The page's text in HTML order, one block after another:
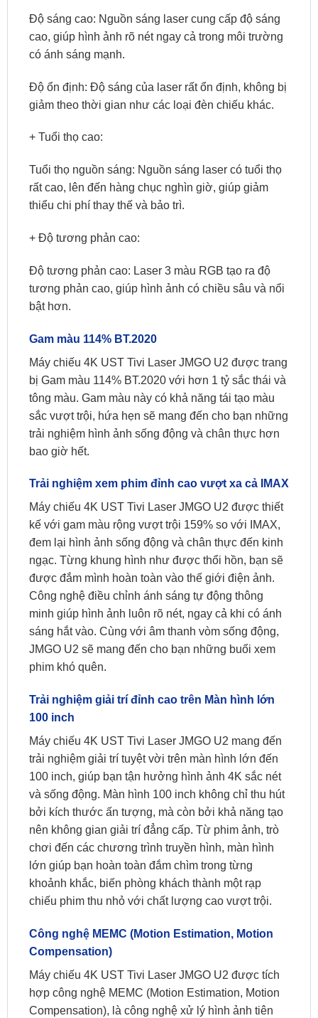
Độ sáng cao: Nguồn sáng laser cung cấp độ sáng
cao, giúp hình ảnh rõ nét ngay cả trong môi trường
có ánh sáng mạnh.
Độ ổn định: Độ sáng của laser rất ổn định, không bị
giảm theo thời gian như các loại đèn chiếu khác.
+ Tuổi thọ cao:
Tuổi thọ nguồn sáng: Nguồn sáng laser có tuổi thọ
rất cao, lên đến hàng chục nghìn giờ, giúp giảm
thiểu chi phí thay thế và bảo trì.
+ Độ tương phản cao:
Độ tương phản cao: Laser 3 màu RGB tạo ra độ
tương phản cao, giúp hình ảnh có chiều sâu và nổi
bật hơn.
Gam màu 114% BT.2020
Máy chiếu 4K UST Tivi Laser JMGO U2 được trang
bị Gam màu 114% BT.2020 với hơn 1 tỷ sắc thái và
tông màu. Gam màu này có khả năng tái tạo màu
sắc vượt trội, hứa hẹn sẽ mang đến cho bạn những
trải nghiệm hình ảnh sống động và chân thực hơn
bao giờ hết.
Trải nghiệm xem phim đỉnh cao vượt xa cả IMAX
Máy chiếu 4K UST Tivi Laser JMGO U2 được thiết
kế với gam màu rộng vượt trội 159% so với IMAX,
đem lại hình ảnh sống động và chân thực đến kinh
ngạc. Từng khung hình như được thổi hồn, bạn sẽ
được đắm mình hoàn toàn vào thế giới điện ảnh.
Công nghệ điều chỉnh ánh sáng tự động thông
minh giúp hình ảnh luôn rõ nét, ngay cả khi có ánh
sáng hắt vào. Cùng với âm thanh vòm sống động,
JMGO U2 sẽ mang đến cho bạn những buổi xem
phim khó quên.
Trải nghiệm giải trí đỉnh cao trên Màn hình lớn
100 inch
Máy chiếu 4K UST Tivi Laser JMGO U2 mang đến
trải nghiệm giải trí tuyệt vời trên màn hình lớn đến
100 inch, giúp bạn tận hưởng hình ảnh 4K sắc nét
và sống động. Màn hình 100 inch không chỉ thu hút
bởi kích thước ấn tượng, mà còn bởi khả năng tạo
nên không gian giải trí đẳng cấp. Từ phim ảnh, trò
chơi đến các chương trình truyền hình, màn hình
lớn giúp bạn hoàn toàn đắm chìm trong từng
khoảnh khắc, biến phòng khách thành một rạp
chiếu phim thu nhỏ với chất lượng cao vượt trội.
Công nghệ MEMC (Motion Estimation, Motion
Compensation)
Máy chiếu 4K UST Tivi Laser JMGO U2 được tích
hợp công nghệ MEMC (Motion Estimation, Motion
Compensation), là công nghệ xử lý hình ảnh tiên